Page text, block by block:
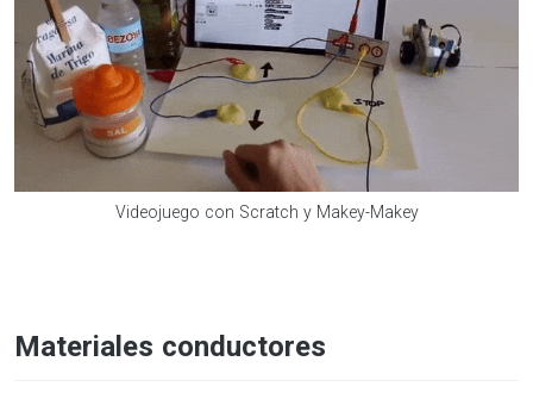
Videojuego con Scratch y Makey-Makey
Materiales conductores